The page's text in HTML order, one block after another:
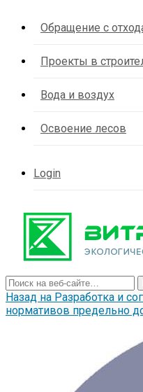
Обращение с
Проекты в
Вода и воздух
Освоение лесов
Login
Назад на Разработка и
нормативов предельно